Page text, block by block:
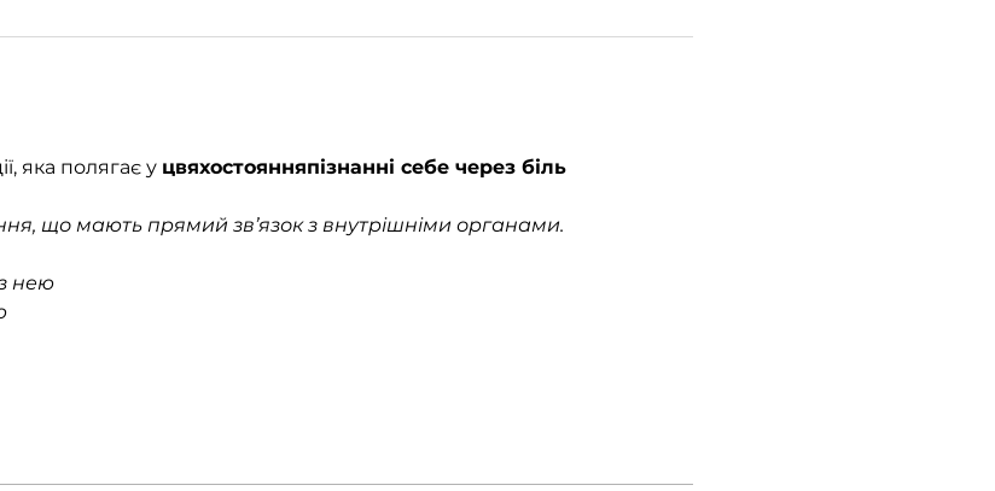
яка полягає у цвяхостоянняпізнанні себе через біль
що мають прямий зв’язок з внутрішніми органами.
нею